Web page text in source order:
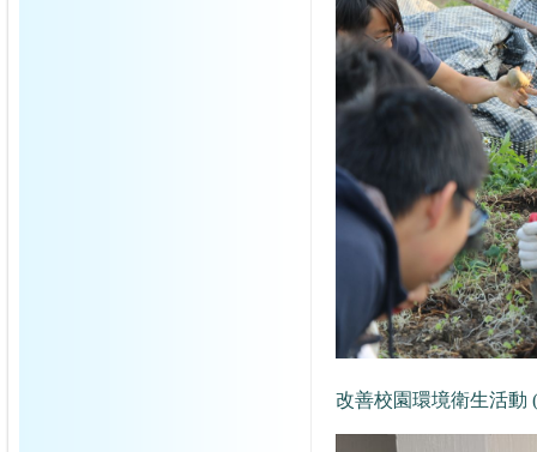
改善校園環境衛生活動